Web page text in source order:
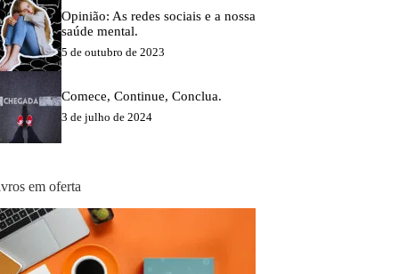
Opinião: As redes sociais e a nossa
saúde mental.
5 de outubro de 2023
Comece, Continue, Conclua.
3 de julho de 2024
em oferta